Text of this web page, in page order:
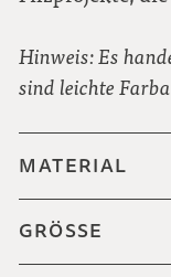
Hinweis: Es
sind leichte
MATERIAL
GRÖSSE